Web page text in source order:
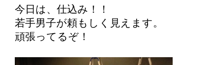
今日は、仕込み！！
若手男子が頼もしく見えます。
頑張ってるぞ！